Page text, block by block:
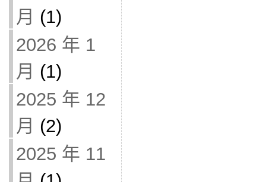
月 (1)
2026 年 1
月 (1)
2025 年 12
月 (2)
2025 年 11